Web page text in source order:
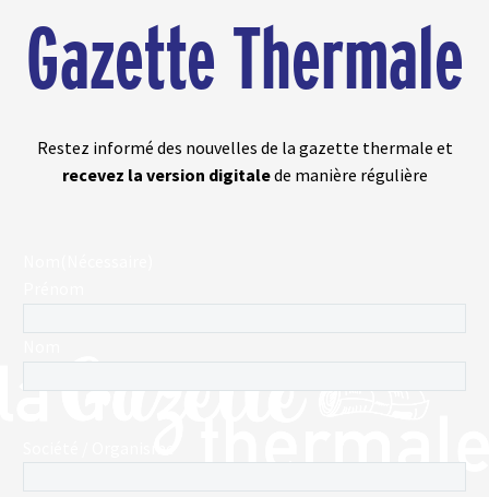
Gazette Thermale
Restez informé des nouvelles de la gazette thermale et
recevez la version digitalede manière régulière